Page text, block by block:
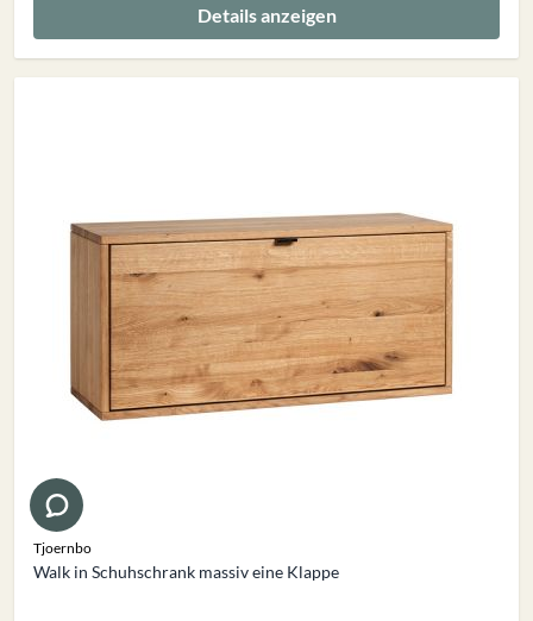
Details anzeigen
Tjoernbo
Walk in Schuhschrank massiv eine Klappe